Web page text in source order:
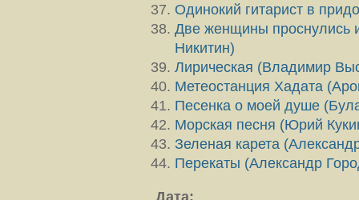
Одинокий гитарист в
Две женщины проснулись
Никитин)
Лирическая (Владимир
Метеостанция Хадата
Песенка о моей душе
Морская песня (Юрий
Зеленая карета
Перекаты (Александр
Дата: